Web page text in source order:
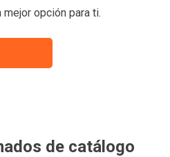
mejor opción para ti.
de catálogo